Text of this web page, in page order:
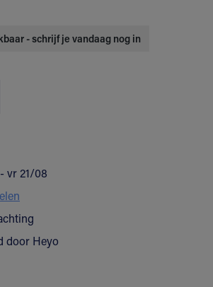
- schrijf je vandaag nog in
vr 21/08
door Heyo